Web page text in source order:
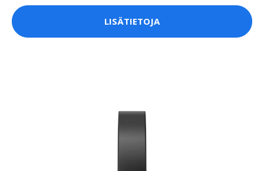
LISÄTIETOJA